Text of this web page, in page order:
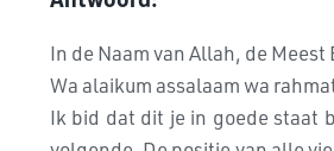
In de Naam van Allah, de
Wa alaikum assalaam wa
Ik bid dat dit je in goede staat